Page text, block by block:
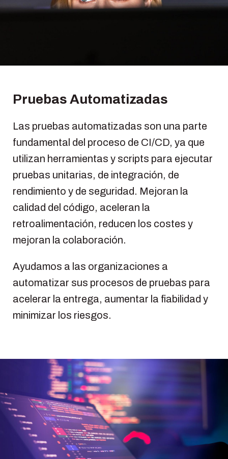
Pruebas Automatizadas
Las pruebas automatizadas son una parte
fundamental del proceso de CI/CD, ya que
utilizan herramientas y scripts para ejecutar
pruebas unitarias, de integración, de
rendimiento y de seguridad. Mejoran la
calidad del código, aceleran la
retroalimentación, reducen los costes y
mejoran la colaboración.
Ayudamos a las organizaciones a
automatizar sus procesos de pruebas para
acelerar la entrega, aumentar la fiabilidad y
minimizar los riesgos.